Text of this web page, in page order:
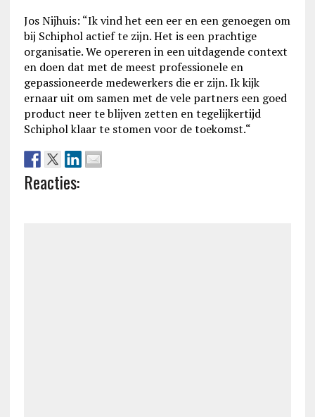
Jos Nijhuis: “Ik vind het een eer en een genoegen om
bij Schiphol actief te zijn. Het is een prachtige
organisatie. We opereren in een uitdagende context
en doen dat met de meest professionele en
gepassioneerde medewerkers die er zijn. Ik kijk
ernaar uit om samen met de vele partners een goed
product neer te blijven zetten en tegelijkertijd
Schiphol klaar te stomen voor de toekomst.“
Reacties: